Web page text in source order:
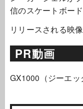
信のスケートボード
リリースされる映
PR動画
GX1000（ジーエ